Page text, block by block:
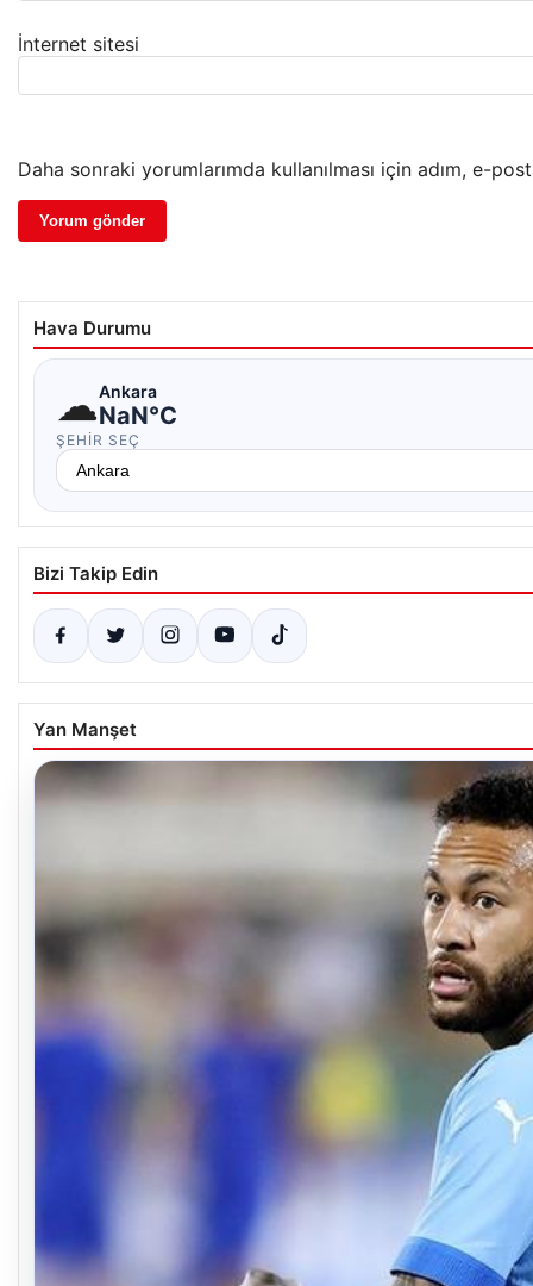
İnternet sitesi
Daha sonraki yorumlarımda kullanılması için adım, e-
Hava Durumu
☁Ankara
NaN°C
ŞEHIR SEÇ
Bizi Takip Edin
Yan Manşet